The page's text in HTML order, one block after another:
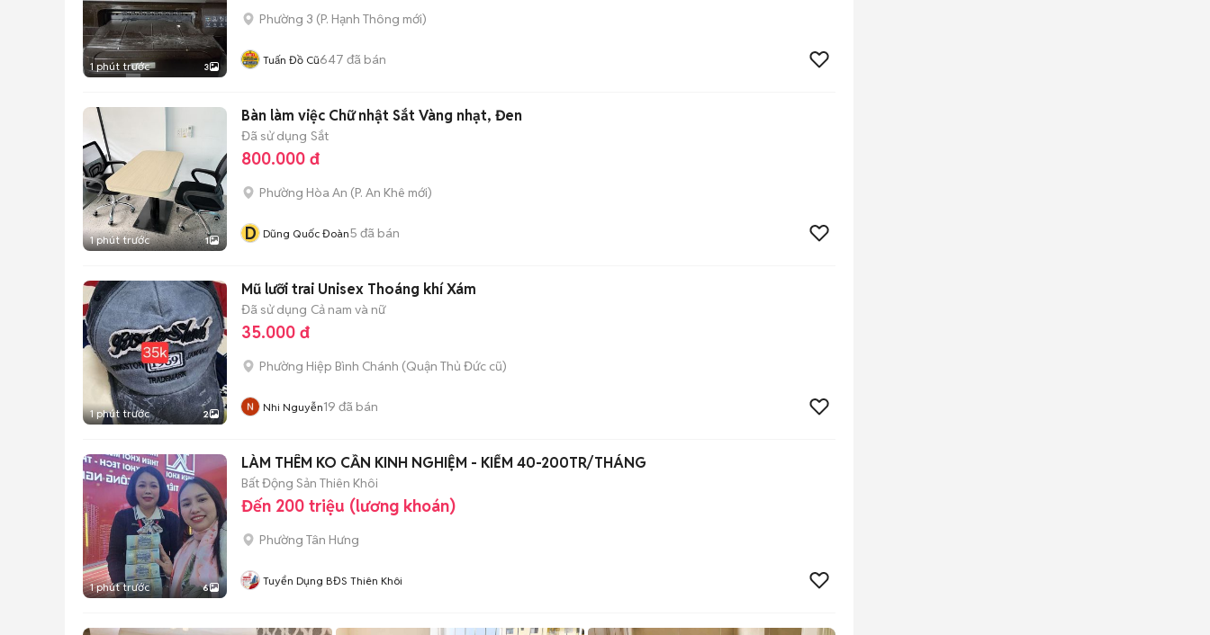
1 phút trước 3
Phường 3 (P. Hạnh Thông mới)
Tuấn Đồ Cũ647 đã bán
1 phút trước 1
Bàn làm việc Chữ nhật Sắt Vàng nhạt, Đen
Đã sử dụng Sắt
800.000 đ
Phường Hòa An (P. An Khê mới)
D Dũng Quốc Đoàn5 đã bán
1 phút trước 2
Mũ lưỡi trai Unisex Thoáng khí Xám
Đã sử dụng Cả nam và nữ
35.000 đ
Phường Hiệp Bình Chánh (Quận Thủ Đức cũ)
Nhi Nguyễn19 đã bán
1 phút trước 6
LÀM THÊM KO CẦN KINH NGHIỆM - KIẾM 40-200TR/THÁNG
Bất Động Sản Thiên Khôi
Đến 200 triệu (lương khoán)
Phường Tân Hưng
Tuyển Dụng BĐS Thiên Khôi